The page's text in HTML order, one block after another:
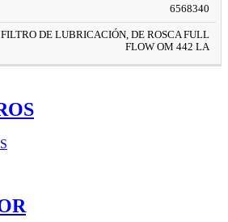
6568340
FILTRO DE LUBRICACIÓN, DE ROSCA FULL
FLOW OM 442 LA